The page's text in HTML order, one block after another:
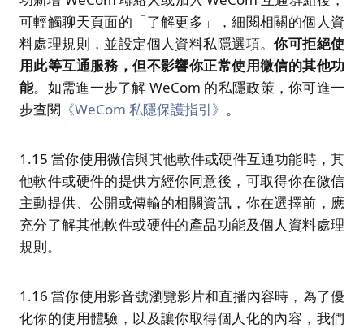
可輕觸聊天頁面的「了解更多」，細閱相關的個人資
料處理規則，並設定個人資料私隱選項。你可拒絕使
用此等互通服務，但不影響你正常使用微信的其他功
能。如需進一步了解 WeCom 的私隱政策，你可進一
步查閱 《WeCom 私隱保護指引》 。
1.15 當你使用微信與其他軟件或硬件互通功能時，其
他軟件或硬件的提供方經你同意後，可取得你在微信
主動提供、公開或傳輸的相關資訊，你在選擇前，應
充分了解其他軟件或硬件的產品功能及個人資料處理
規則。
1.16 當你使用影音號瀏覽影片和直播內容時，為了優
化你的使用體驗，以及讓你取得個人化的內容，我們